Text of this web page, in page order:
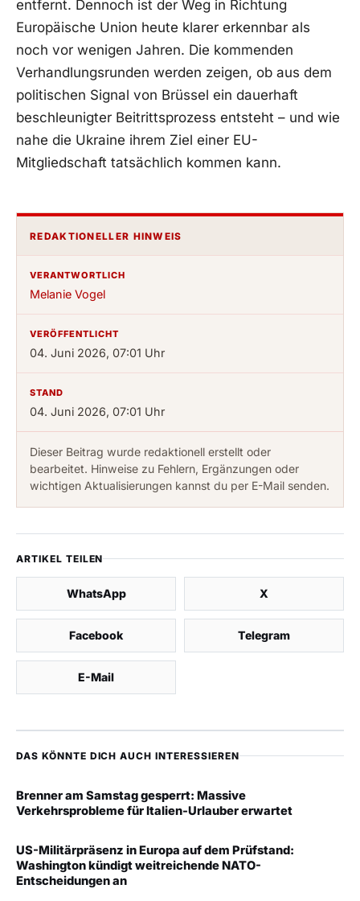
entfernt. Dennoch ist der Weg in Richtung
Europäische Union heute klarer erkennbar als
noch vor wenigen Jahren. Die kommenden
Verhandlungsrunden werden zeigen, ob aus dem
politischen Signal von Brüssel ein dauerhaft
beschleunigter Beitrittsprozess entsteht – und wie
nahe die Ukraine ihrem Ziel einer EU-
Mitgliedschaft tatsächlich kommen kann.
REDAKTIONELLER HINWEIS
VERANTWORTLICH
Melanie Vogel
VERÖFFENTLICHT
04. Juni 2026, 07:01 Uhr
STAND
04. Juni 2026, 07:01 Uhr
Dieser Beitrag wurde redaktionell erstellt oder
bearbeitet. Hinweise zu Fehlern, Ergänzungen oder
wichtigen Aktualisierungen kannst du per E-Mail senden.
ARTIKEL TEILEN
WhatsApp X
Facebook Telegram
E-Mail
DAS KÖNNTE DICH AUCH INTERESSIEREN
Brenner am Samstag gesperrt: Massive
Verkehrsprobleme für Italien-Urlauber erwartet
US-Militärpräsenz in Europa auf dem Prüfstand:
Washington kündigt weitreichende NATO-
Entscheidungen an